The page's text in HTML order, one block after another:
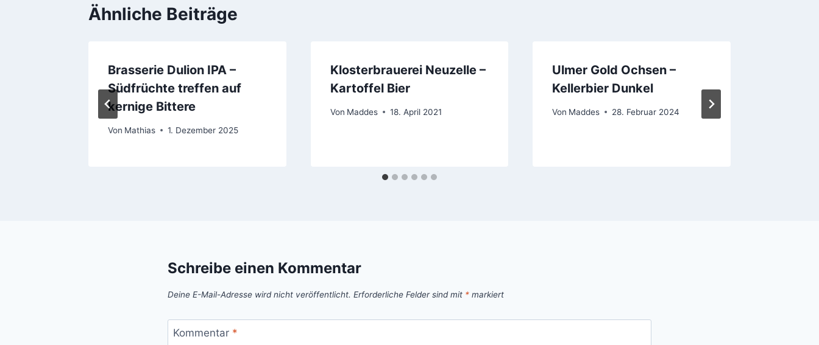
Ähnliche Beiträge
Brasserie Dulion IPA –
Südfrüchte treffen auf
kernige Bittere
Von Mathias 1. Dezember 2025
Klosterbrauerei Neuzelle –
Kartoffel Bier
Von Maddes 18. April 2021
Ulmer Gold Ochsen –
Kellerbier Dunkel
Von Maddes 28. Februar 2024
Schreibe einen Kommentar
Deine E-Mail-Adresse wird nicht veröffentlicht. Erforderliche Felder sind mit * markiert
Kommentar *